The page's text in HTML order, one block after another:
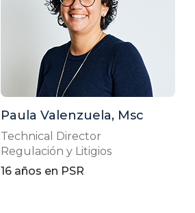
Paula Valenzuela, Msc
Technical Director
Regulación y Litigios
16 años en PSR